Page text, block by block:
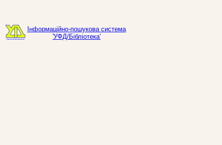
Інформаційно-пошукова система
'УФД/Бібліотека'